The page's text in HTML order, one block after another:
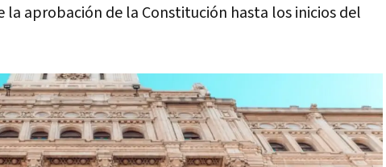
la aprobación de la Constitución hasta los inicios del